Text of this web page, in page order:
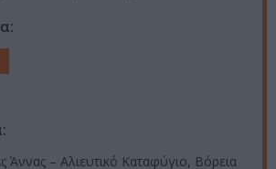
Άννας – Αλιευτικό Καταφύγιο, Βόρεια